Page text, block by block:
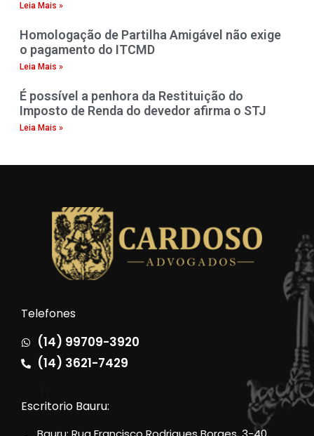
Leia Mais »
Homologação de Partilha Amigável não exige
o pagamento do ITCMD
Leia Mais »
É possível a penhora da Restituição do
Imposto de Renda do devedor afirma o STJ
Leia Mais »
Telefones
(14) 99709-3920
(14) 3621-7429
Escritorio Bauru: